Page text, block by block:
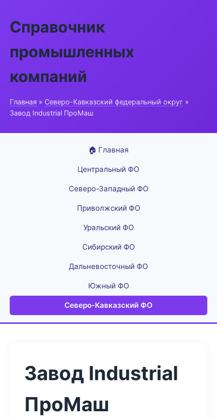
Справочник
промышленных
компаний
Главная » Северо-Кавказский федеральный округ »
Завод Industrial ПроМаш
🏠 Главная
Центральный ФО
Северо-Западный ФО
Приволжский ФО
Уральский ФО
Сибирский ФО
Дальневосточный ФО
Южный ФО
Северо-Кавказский ФО
Завод Industrial
ПроМаш